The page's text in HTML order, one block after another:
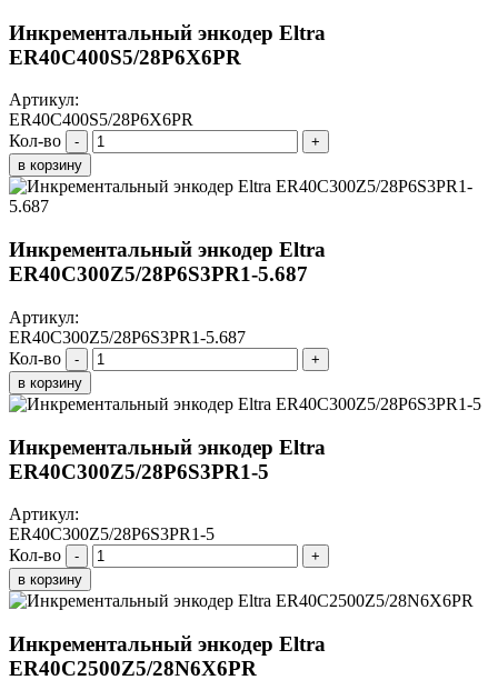
Инкрементальный энкодер Eltra
ER40C400S5/28P6X6PR
Артикул:
ER40C400S5/28P6X6PR
Кол-во
-
+
в корзину
Инкрементальный энкодер Eltra
ER40C300Z5/28P6S3PR1-5.687
Артикул:
ER40C300Z5/28P6S3PR1-5.687
Кол-во
-
+
в корзину
Инкрементальный энкодер Eltra
ER40C300Z5/28P6S3PR1-5
Артикул:
ER40C300Z5/28P6S3PR1-5
Кол-во
-
+
в корзину
Инкрементальный энкодер Eltra
ER40C2500Z5/28N6X6PR